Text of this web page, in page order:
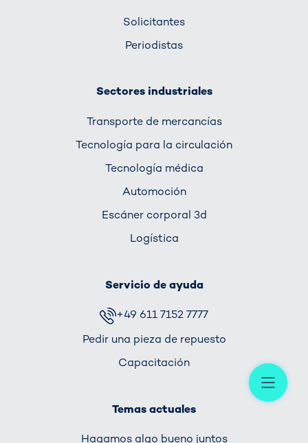
Solicitantes
Periodistas
Sectores industriales
Transporte de mercancías
Tecnología para la circulación
Tecnología médica
Automoción
Escáner corporal 3d
Logística
Servicio de ayuda
+49 611 7152 7777
Pedir una pieza de repuesto
Capacitación
Temas actuales
Hagamos algo bueno juntos